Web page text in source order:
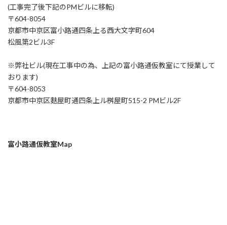
(工事完了後下記のPMビルに移転)
〒604-8054
京都市中京区富小路通四条上る西大文字町604
松風第2ビル3F
※弊社ビル(現在工事中の為、上記の富小路通仮教室にて授業して
おります)
〒604-8053
京都市中京区麩屋町通四条上ル桝屋町515-2 PMビル2F
富小路通仮教室Map